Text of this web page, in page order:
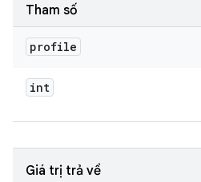
Tham số
profile
int
Giá trị trả về